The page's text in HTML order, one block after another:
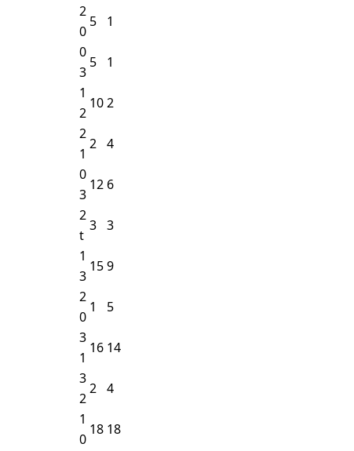
2
5 1
0
0
5 1
3
1
102
2
2
2 4
1
0
12 6
3
2
3 3
t
1
159
3
2
1 5
0
3
16 14
1
3
2 4
2
1
18 18
0